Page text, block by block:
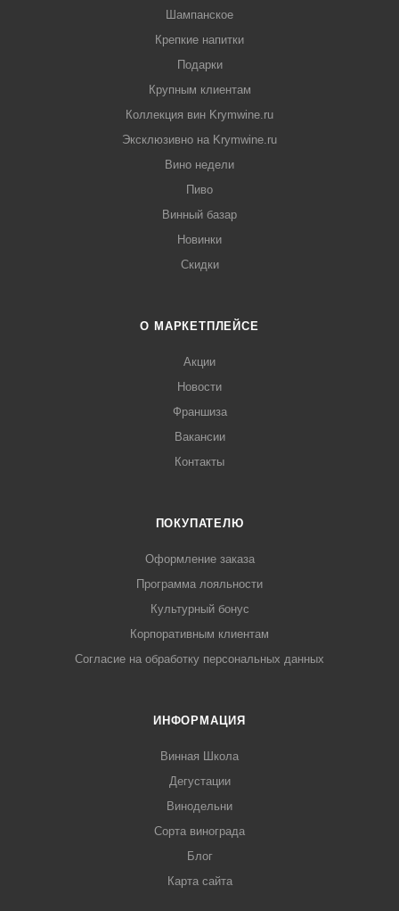
Шампанское
Крепкие напитки
Подарки
Крупным клиентам
Коллекция вин Krymwine.ru
Эксклюзивно на Krymwine.ru
Вино недели
Пиво
Винный базар
Новинки
Скидки
О МАРКЕТПЛЕЙСЕ
Акции
Новости
Франшиза
Вакансии
Контакты
ПОКУПАТЕЛЮ
Оформление заказа
Программа лояльности
Культурный бонус
Корпоративным клиентам
Согласие на обработку персональных данных
ИНФОРМАЦИЯ
Винная Школа
Дегустации
Винодельни
Сорта винограда
Блог
Карта сайта